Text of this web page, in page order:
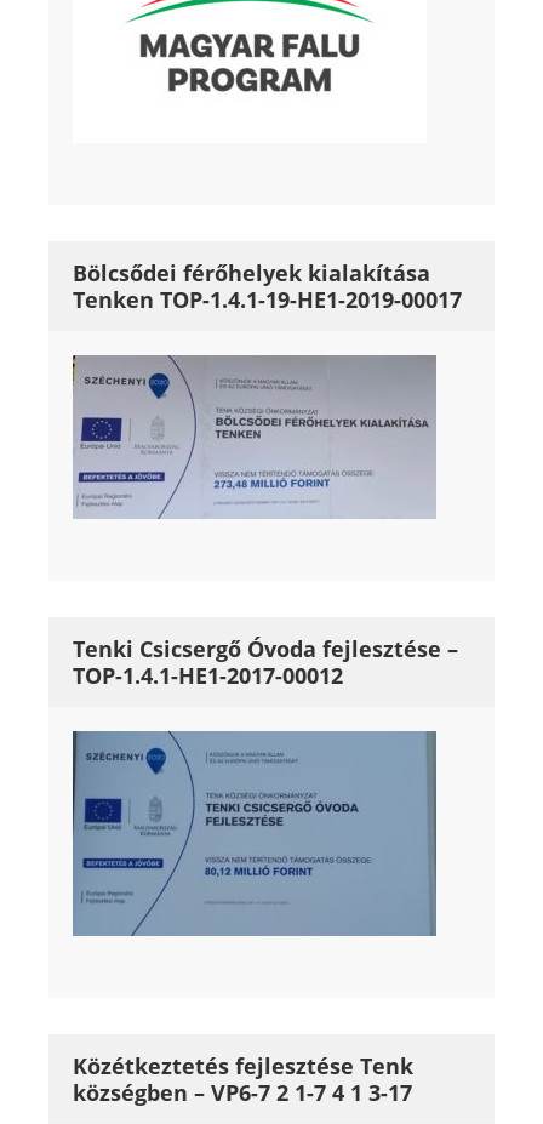
Bölcsődei férőhelyek kialakítása
Tenken TOP-1.4.1-19-HE1-2019-00017
Tenki Csicsergő Óvoda fejlesztése –
TOP-1.4.1-HE1-2017-00012
Közétkeztetés fejlesztése Tenk
községben – VP6-7 2 1-7 4 1 3-17